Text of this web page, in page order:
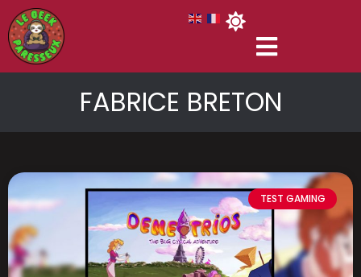
FABRICE BRETON
TEST GAMING